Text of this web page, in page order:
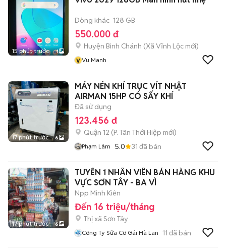
15 phút trước 1
Dòng khác 128 GB
550.000 đ
Huyện Bình Chánh (Xã Vĩnh Lộc mới)
v Vu Manh
17 phút trước 6
MÁY NÉN KHÍ TRỤC VÍT NHẬT
AIRMAN 15HP CÓ SẤY KHÍ
Đã sử dụng
123.456 đ
Quận 12 (P. Tân Thới Hiệp mới)
Phạm Lâm 5.0 31 đã bán
17 phút trước 6
TUYỂN 1 NHÂN VIÊN BÁN HÀNG KHU
VỰC SƠN TÂY - BA VÌ
Npp Minh Kiên
Đến 16 triệu/tháng
Thị xã Sơn Tây
Công Ty Sữa Cô Gái Hà Lan 11 đã bán